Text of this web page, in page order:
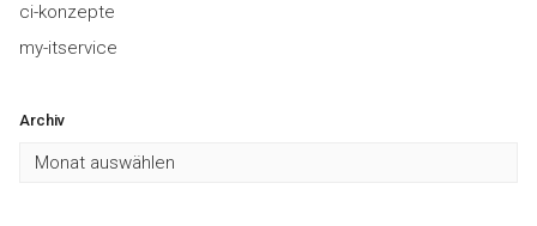
ci-konzepte
my-itservice
Archiv
Archiv